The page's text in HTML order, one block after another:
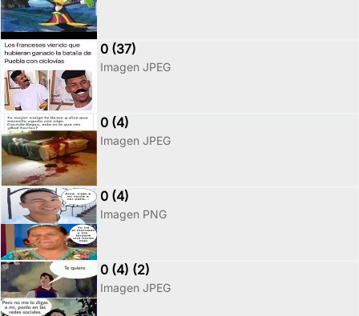
0 (37)
Imagen JPEG
0 (4)
Imagen JPEG
0 (4)
Imagen PNG
0 (4) (2)
Imagen JPEG